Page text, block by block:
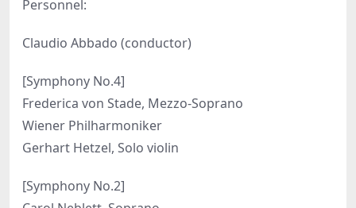
Personnel:
Claudio Abbado (conductor)
[Symphony No.4]
Frederica von Stade, Mezzo-Soprano
Wiener Philharmoniker
Gerhart Hetzel, Solo violin
[Symphony No.2]